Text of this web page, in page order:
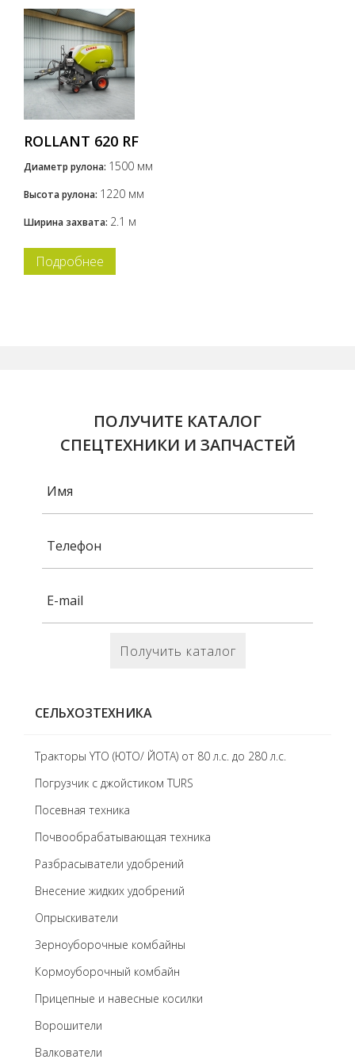
ROLLANT 620 RF
Диаметр рулона: 1500 мм
Высота рулона: 1220 мм
Ширина захвата: 2.1 м
Подробнее
ПОЛУЧИТЕ КАТАЛОГ
СПЕЦТЕХНИКИ И ЗАПЧАСТЕЙ
Получить каталог
СЕЛЬХОЗТЕХНИКА
Тракторы YTO (ЮТО/ ЙОТА) от 80 л.с. до 280 л.с.
Погрузчик с джойстиком TURS
Посевная техника
Почвообрабатывающая техника
Разбрасыватели удобрений
Внесение жидких удобрений
Опрыскиватели
Зерноуборочные комбайны
Кормоуборочный комбайн
Прицепные и навесные косилки
Ворошители
Валкователи